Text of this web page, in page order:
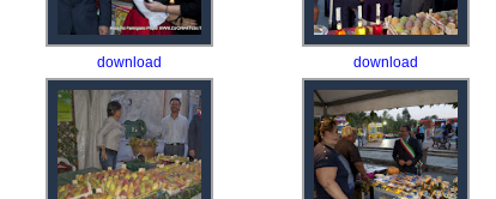
download download